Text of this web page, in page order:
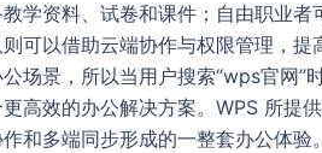
学资料、试卷和课件；自由职业
可以借助云端协作与权限管理，
场景，所以当用户搜索“wps官网”
高效的办公解决方案。WPS 所提
和多端同步形成的一整套办公体验。